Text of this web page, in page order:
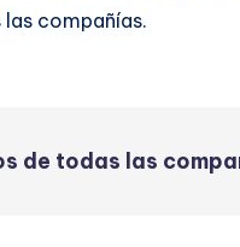
compañías.
de todas las